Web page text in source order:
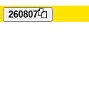
260807